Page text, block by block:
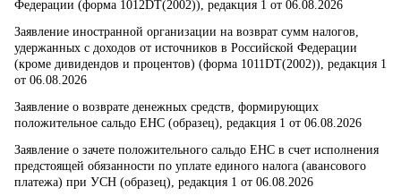
Федерации (форма 1012DT(2002)), редакция 1 от 06.08.2026
Заявление иностранной организации на возврат сумм налогов,
удержанных с доходов от источников в Российской Федерации
(кроме дивидендов и процентов) (форма 1011DT(2002)), редакция 1
от 06.08.2026
Заявление о возврате денежных средств, формирующих
положительное сальдо ЕНС (образец), редакция 1 от 06.08.2026
Заявление о зачете положительного сальдо ЕНС в счет исполнения
предстоящей обязанности по уплате единого налога (авансового
платежа) при УСН (образец), редакция 1 от 06.08.2026